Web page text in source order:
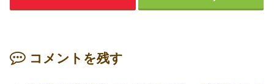
コメントを残す